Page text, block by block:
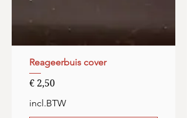
Reageerbuis cover
Prijs
€ 2,50
incl.BTW